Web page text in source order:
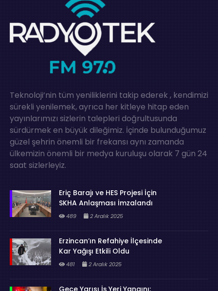
Teknoloji’nin tüm yeniliklerini takip ederek , kendimizi
sürekli yenilemek, ayrıca her kitleye hitap eden
yayınlarımızı sizlerin talepleri doğrultusunda
sürdürmek en büyük dileğimiz. İçinde bulunduğumuz
güzel şehrin önemli bir frekansı aynı zamanda
ülkemizin önemli bir medya kuruluşu olarak 7 gün 24
saat sizlerleyiz.
Eriç Barajı ve HES Projesi İçin
SKHA Anlaşması İmzalandı
489 2 Aralık 2025
Erzincan’ın Refahiye İlçesinde
Kar Yağışı Etkili Oldu
481 2 Aralık 2025
Gece Yarısı İş Yeri Yangını: